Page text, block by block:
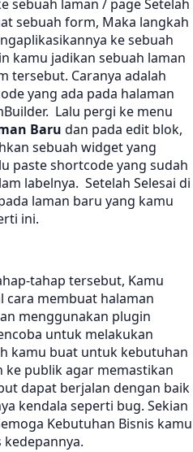
sebuah laman / page Setelah
sebuah form, Maka langkah
ke sebuah
kamu jadikan sebuah laman
tersebut. Caranya adalah
yang ada pada halaman
Lalu pergi ke menu
Baru dan pada edit blok,
sebuah widget yang
paste shortcode yang sudah
labelnya. Setelah Selesai di
laman baru yang kamu
ini.
tahap tersebut, Kamu
cara membuat halaman
menggunakan plugin
untuk melakukan
kamu buat untuk kebutuhan
publik agar memastikan
dapat berjalan dengan baik
kendala seperti bug. Sekian
Kebutuhan Bisnis kamu